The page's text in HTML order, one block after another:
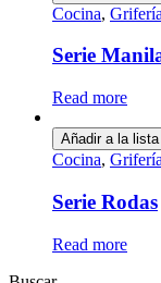
Cocina,
Serie
Read more
Añadir a la
Cocina,
Serie Rodas
Read more